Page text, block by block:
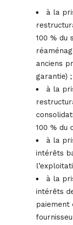
à la
100 % du
anciens
garantie) ;
à la
100 % du
à la
intérêts
à la
intérêts
paiement